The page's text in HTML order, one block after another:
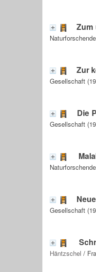
Zum
Zur
Gesellschaft
Die
Gesellschaft
Gesellschaft
Häntzschel /